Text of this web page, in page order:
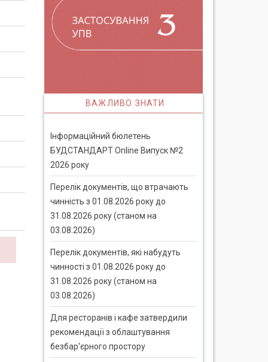
ВАЖЛИВО ЗНАТИ
Інформаційний бюлетень
БУДСТАНДАРТ Online Випуск №2
2026 року
Перелік документів, що втрачають
чинність з 01.08.2026 року до
31.08.2026 року (станом на
03.08.2026)
Перелік документів, які набудуть
чинності з 01.08.2026 року до
31.08.2026 року (станом на
03.08.2026)
Для ресторанів і кафе затвердили
рекомендації з облаштування
безбар'єрного простору